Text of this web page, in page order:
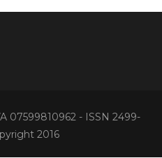
07599810962 - ISSN 2499-
2016